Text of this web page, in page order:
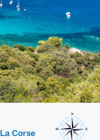
La Corse